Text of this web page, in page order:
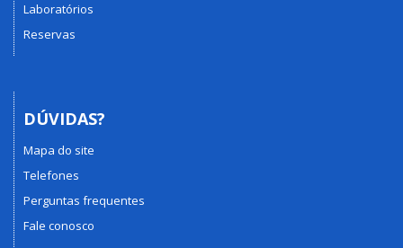
Laboratórios
Reservas
DÚVIDAS?
Mapa do site
Telefones
Perguntas frequentes
Fale conosco